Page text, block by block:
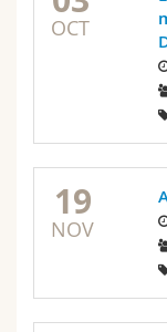
Université
Formation
Sciences
Lettres et
Sciences et
Interfacultaire
Etudiants
Chercheurs
Collaborateurs
Annuaire du
Webmail
Programme
MyUnifr
OCT
19
NOV